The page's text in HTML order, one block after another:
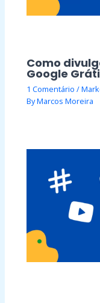
Como
Google
1 Comentário /
ByMarcos Moreira